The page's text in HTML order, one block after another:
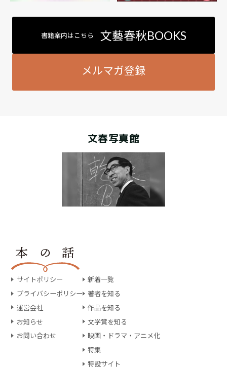
書籍案内はこちら 文藝春秋BOOKS
メルマガ登録
文春写真館
サイトポリシー
プライバシーポリシー
運営会社
お知らせ
お問い合わせ
新着一覧
著者を知る
作品を知る
文学賞を知る
映画・ドラマ・アニメ化
特集
特設サイト